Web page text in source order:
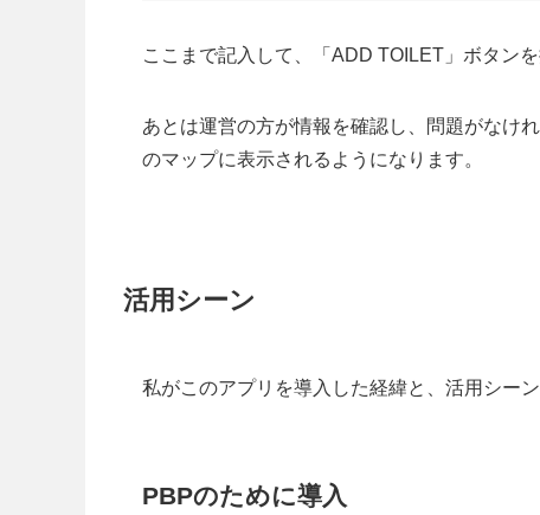
ここまで記入して、「ADD TOILET」ボタン
あとは運営の方が情報を確認し、問題がなけ
のマップに表示されるようになります。
活用シーン
私がこのアプリを導入した経緯と、活用シー
PBPのために導入